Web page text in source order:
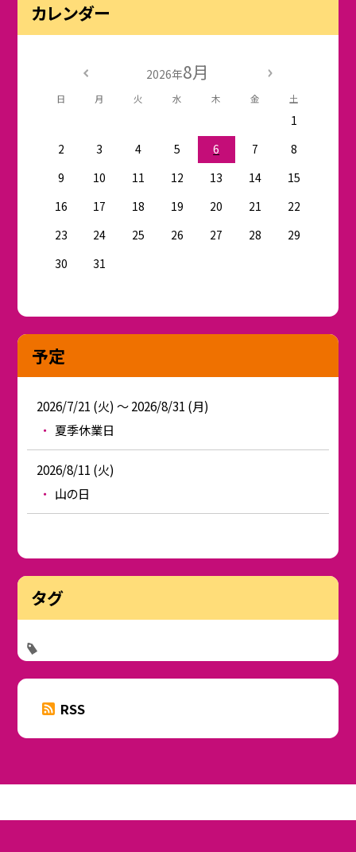
カレンダー
2026年8月
日 月 火 水 木 金 土
1
2
3 4 5 6 7
8
9
10 11 12 13 14
15
16
17 18 19 20 21
22
23
24 25 26 27 28
29
30
31
予定
2026/7/21 (火) ～ 2026/8/31 (月)
夏季休業日
2026/8/11 (火)
山の日
タグ
RSS